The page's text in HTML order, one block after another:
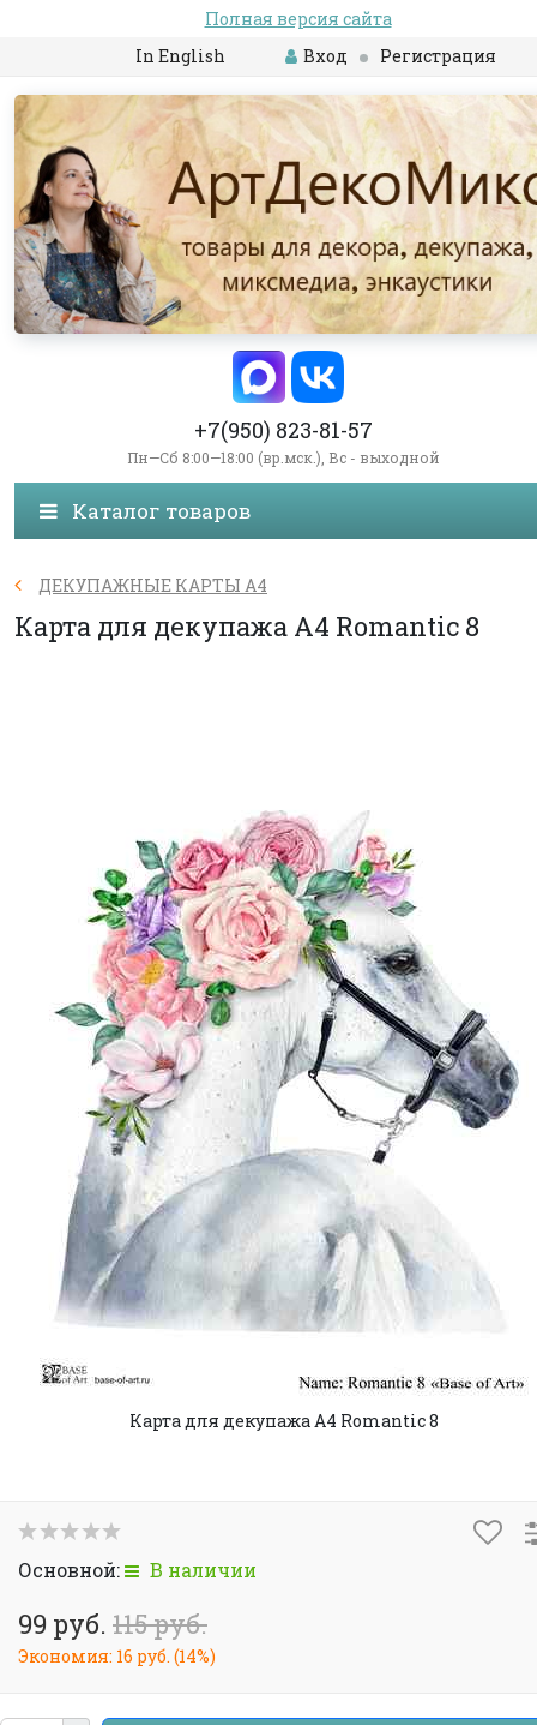
Полная версия сайта
In English
Вход Регистрация
+7(950) 823-81-57
Пн—Сб 8:00—18:00 (вр.мск.), Вс - выходной
Каталог товаров
ДЕКУПАЖНЫЕ КАРТЫ А4
Карта для декупажа А4 Romantic 8
Карта для декупажа А4 Romantic 8
Основной: В наличии
99 руб. 115 руб.
Экономия: 16 руб. (14%)